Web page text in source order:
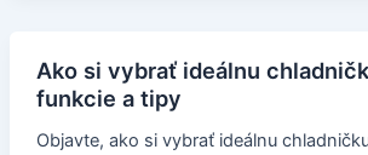
Ako si vybrať ideálnu
funkcie a tipy
Objavte, ako si vybrať ideálnu